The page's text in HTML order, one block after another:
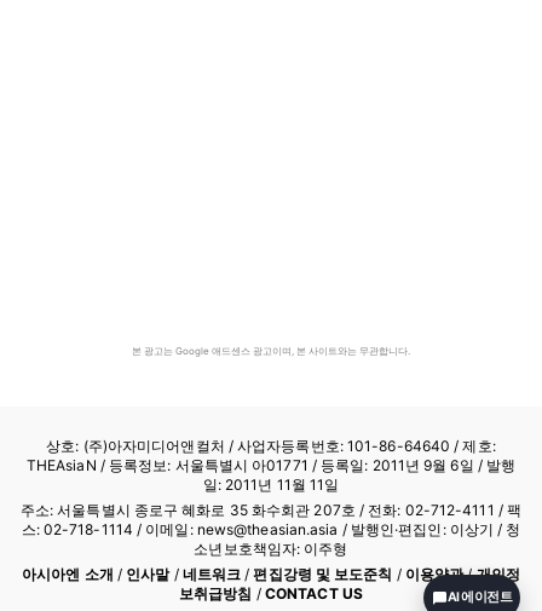
본 광고는 Google 애드센스 광고이며, 본 사이트와는 무관합니다.
상호: (주)아자미디어앤컬처 /사업자등록번호: 101-86-64640 / 제호:
THEAsiaN / 등록정보: 서울특별시 아01771 / 등록일: 2011년 9월 6일 / 발행
일: 2011년 11월 11일
주소: 서울특별시 종로구 혜화로 35 화수회관 207호 / 전화: 02-712-4111 / 팩
스: 02-718-1114 / 이메일: news@theasian.asia / 발행인·편집인: 이상기 / 청
소년보호책임자: 이주형
아시아엔 소개 / 인사말/ 네트워크 /편집강령 및 보도준칙 / 이용약관/개인정
보취급방침 / CONTACT US
AI 에이전트